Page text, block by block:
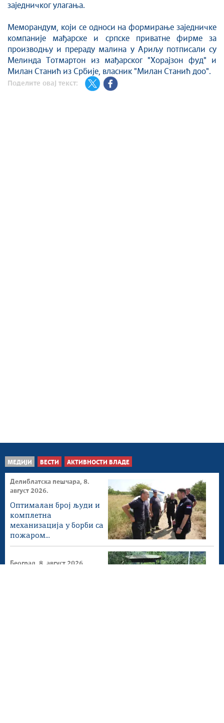
заједничког улагања.
Меморандум, који се односи на формирање заједничке
компаније мађарске и српске приватне фирме за
производњу и прераду малина у Ариљу потписали су
Мелинда Тотмартон из мађарског "Хорајзон фуд" и
Милан Станић из Србије, власник "Милан Станић доо".
Поделите овај текст:
МЕДИЈИ ВЕСТИ АКТИВНОСТИ ВЛАДЕ
Делиблатска пешчара, 8.
август 2026.
Оптималан број људи и
комплетна
механизација у борби са
пожаром...
Београд, 8. август 2026.